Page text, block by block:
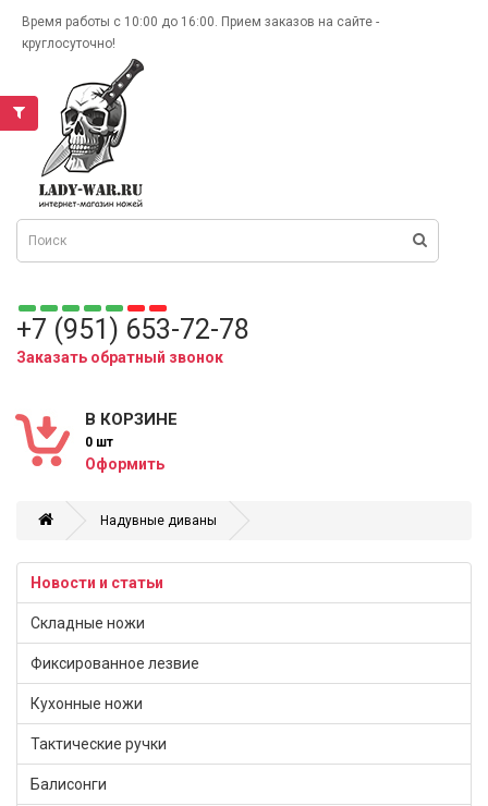
Время работы с 10:00 до 16:00. Прием заказов на сайте -
круглосуточно!
+7 (951) 653-72-78
Заказать обратный звонок
В КОРЗИНЕ
0 шт
Оформить
Надувные диваны
Новости и статьи
Складные ножи
Фиксированное лезвие
Кухонные ножи
Тактические ручки
Балисонги